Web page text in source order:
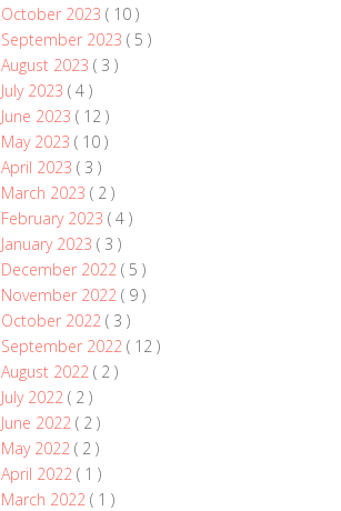
October 2023 ( 10 )
September 2023 ( 5 )
August 2023 ( 3 )
July 2023 ( 4 )
June 2023 ( 12 )
May 2023 ( 10 )
April 2023 ( 3 )
March 2023 ( 2 )
February 2023 ( 4 )
January 2023 ( 3 )
December 2022 ( 5 )
November 2022 ( 9 )
October 2022 ( 3 )
September 2022 ( 12 )
August 2022 ( 2 )
July 2022 ( 2 )
June 2022 ( 2 )
May 2022 ( 2 )
April 2022 ( 1 )
March 2022 ( 1 )